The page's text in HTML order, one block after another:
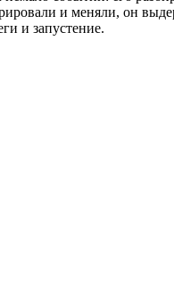
и меняли, он
и запустение.